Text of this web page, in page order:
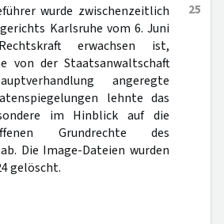
25
wurde zwischenzeitlich
Karlsruhe vom 6. Juni
erwachsen ist,
von der Staatsanwaltschaft
angeregte
lehnte das
im Hinblick auf die
Grundrechte des
Die Image-Dateien wurden
gelöscht.